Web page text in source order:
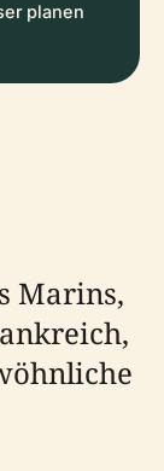
planen
Marins,